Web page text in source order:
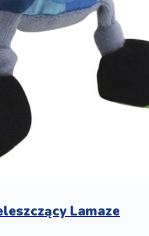
Lamaze